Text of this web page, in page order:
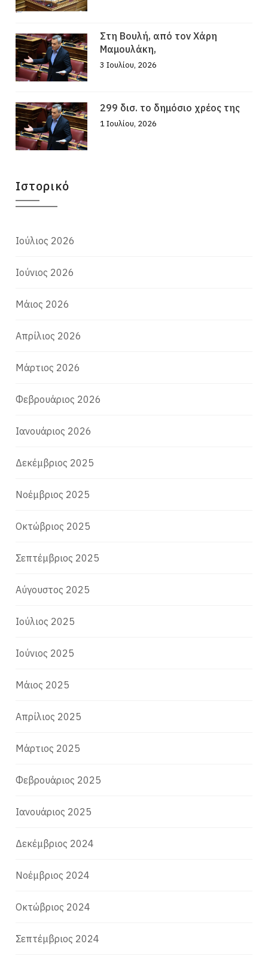
Στη Βουλή, από τον Χάρη
Μαμουλάκη,
3 Ιουλίου, 2026
299 δισ. το δημόσιο χρέος της
1 Ιουλίου, 2026
Ιστορικό
Ιούλιος 2026
Ιούνιος 2026
Μάιος 2026
Απρίλιος 2026
Μάρτιος 2026
Φεβρουάριος 2026
Ιανουάριος 2026
Δεκέμβριος 2025
Νοέμβριος 2025
Οκτώβριος 2025
Σεπτέμβριος 2025
Αύγουστος 2025
Ιούλιος 2025
Ιούνιος 2025
Μάιος 2025
Απρίλιος 2025
Μάρτιος 2025
Φεβρουάριος 2025
Ιανουάριος 2025
Δεκέμβριος 2024
Νοέμβριος 2024
Οκτώβριος 2024
Σεπτέμβριος 2024